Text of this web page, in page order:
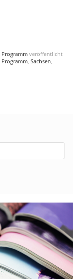
Programm veröffentlicht
Programm, Sachsen,